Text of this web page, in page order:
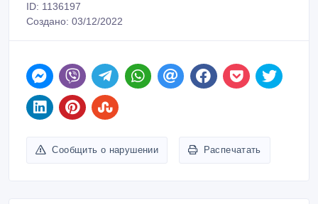
ID: 1136197
Создано: 03/12/2022
Сообщить о нарушении Распечатать